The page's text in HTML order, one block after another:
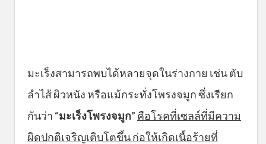
มะเร็งสามารถพบได้หลายจุดในร่างกาย เช่น ตับ
ลำไส้ ผิวหนัง หรือแม้กระทั่งโพรงจมูก ซึ่งเรียก
กันว่า “มะเร็งโพรงจมูก” คือโรคที่เซลล์ที่มีความ
ผิดปกติเจริญเติบโตขึ้น ก่อให้เกิดเนื้อร้ายที่